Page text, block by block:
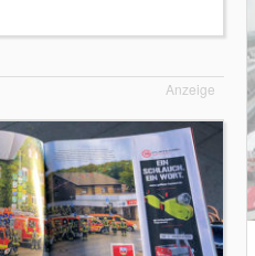
Anzeige